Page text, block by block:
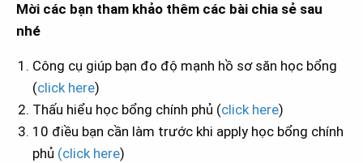
Mời các bạn tham khảo thêm các bài chia sẻ sau
nhé
Công cụ giúp bạn đo độ mạnh hồ sơ săn học bổng
(click here)
Thấu hiểu học bổng chính phủ (click here)
10 điều bạn cần làm trước khi apply học bổng chính
phủ (click here)